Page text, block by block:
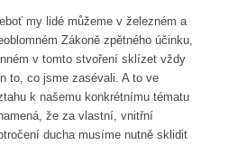
my lidé můžeme v železném a
Zákoně zpětného účinku,
v tomto stvoření sklízet vždy
to, co jsme zasévali. A to ve
k našemu konkrétnímu tématu
že za vlastní, vnitřní
ducha musíme nutně sklidit